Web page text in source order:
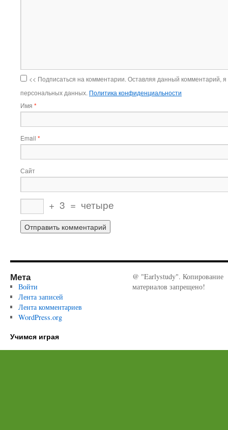
<< Подписаться на комментарии. Оставляя данный комментарий,
персональных данных. Политика конфиденциальности
Имя *
Email *
Сайт
+ 3 = четыре
Мета
Войти
Лента записей
Лента комментариев
WordPress.org
@ "Earlystudy". Копирование
материалов запрещено!
Учимся играя